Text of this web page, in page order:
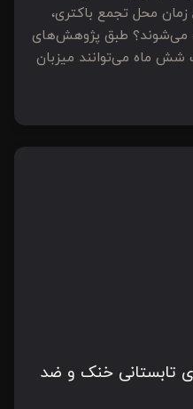
محل تجمع باکتری،
می‌شوند؟ طبق پژوهش‌های
شش ماه می‌توانند میزبان
تابستانی خنک و ضد